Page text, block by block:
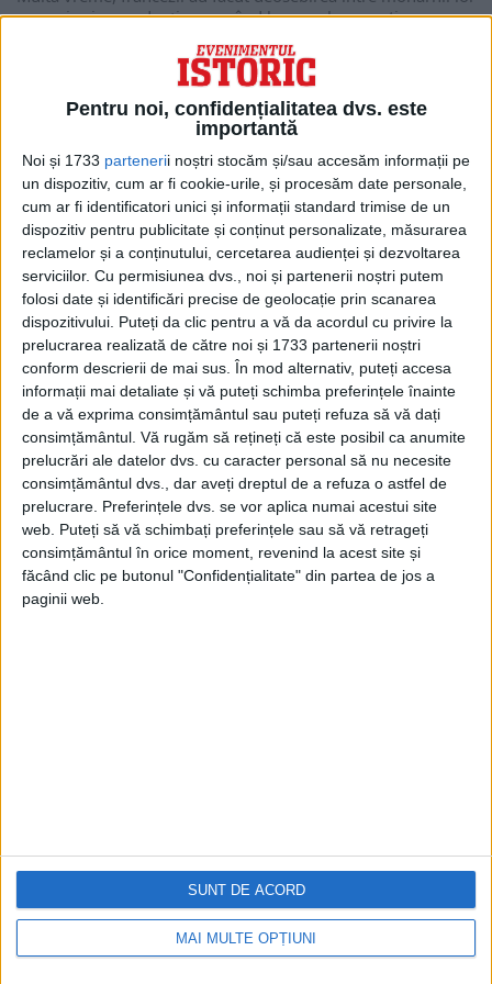
Pentru noi, confidențialitatea dvs. este
importantă
Noi și 1733 partenerii noștri stocăm și/sau accesăm informații pe
un dispozitiv, cum ar fi cookie-urile, și procesăm date personale,
cum ar fi identificatori unici și informații standard trimise de un
dispozitiv pentru publicitate și conținut personalizate, măsurarea
reclamelor și a conținutului, cercetarea audienței și dezvoltarea
serviciilor. Cu permisiunea dvs., noi și partenerii noștri putem
folosi date și identificări precise de geolocație prin scanarea
dispozitivului. Puteți da clic pentru a vă da acordul cu privire la
prelucrarea realizată de către noi și 1733 partenerii noștri
conform descrierii de mai sus. În mod alternativ, puteți accesa
informații mai detaliate și vă puteți schimba preferințele înainte
de a vă exprima consimțământul sau puteți refuza să vă dați
consimțământul. Vă rugăm să rețineți că este posibil ca anumite
prelucrări ale datelor dvs. cu caracter personal să nu necesite
consimțământul dvs., dar aveți dreptul de a refuza o astfel de
prelucrare. Preferințele dvs. se vor aplica numai acestui site
web. Puteți să vă schimbați preferințele sau să vă retrageți
consimțământul în orice moment, revenind la acest site și
făcând clic pe butonul "Confidențialitate" din partea de jos a
paginii web.
MAI MULTE OPȚIUNI
SUNT DE ACORD
și cei precedenți recurgând la porecle sugestive,...
ARTICOLE ONLINE
Scandalul nurorilor adultere ale lui Filip cel Frumos.
Afacerea Tour de Nesle:
Pe 19 aprilie 1314, frații Gauthier și Philippe d’Aunay sunt
executați în condiții atroce. Vina lor:...
Doctorul Zilei
Infoactual
Editura de carte